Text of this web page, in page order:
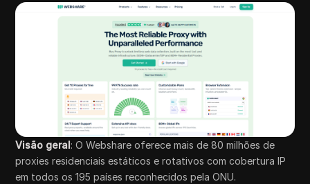
Visão geral: O Webshare oferece mais de 80 milhões de
proxies residenciais estáticos e rotativos com cobertura IP
em todos os 195 países reconhecidos pela ONU.